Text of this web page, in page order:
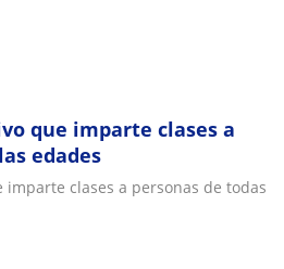
que imparte clases a
edades
clases a personas de todas